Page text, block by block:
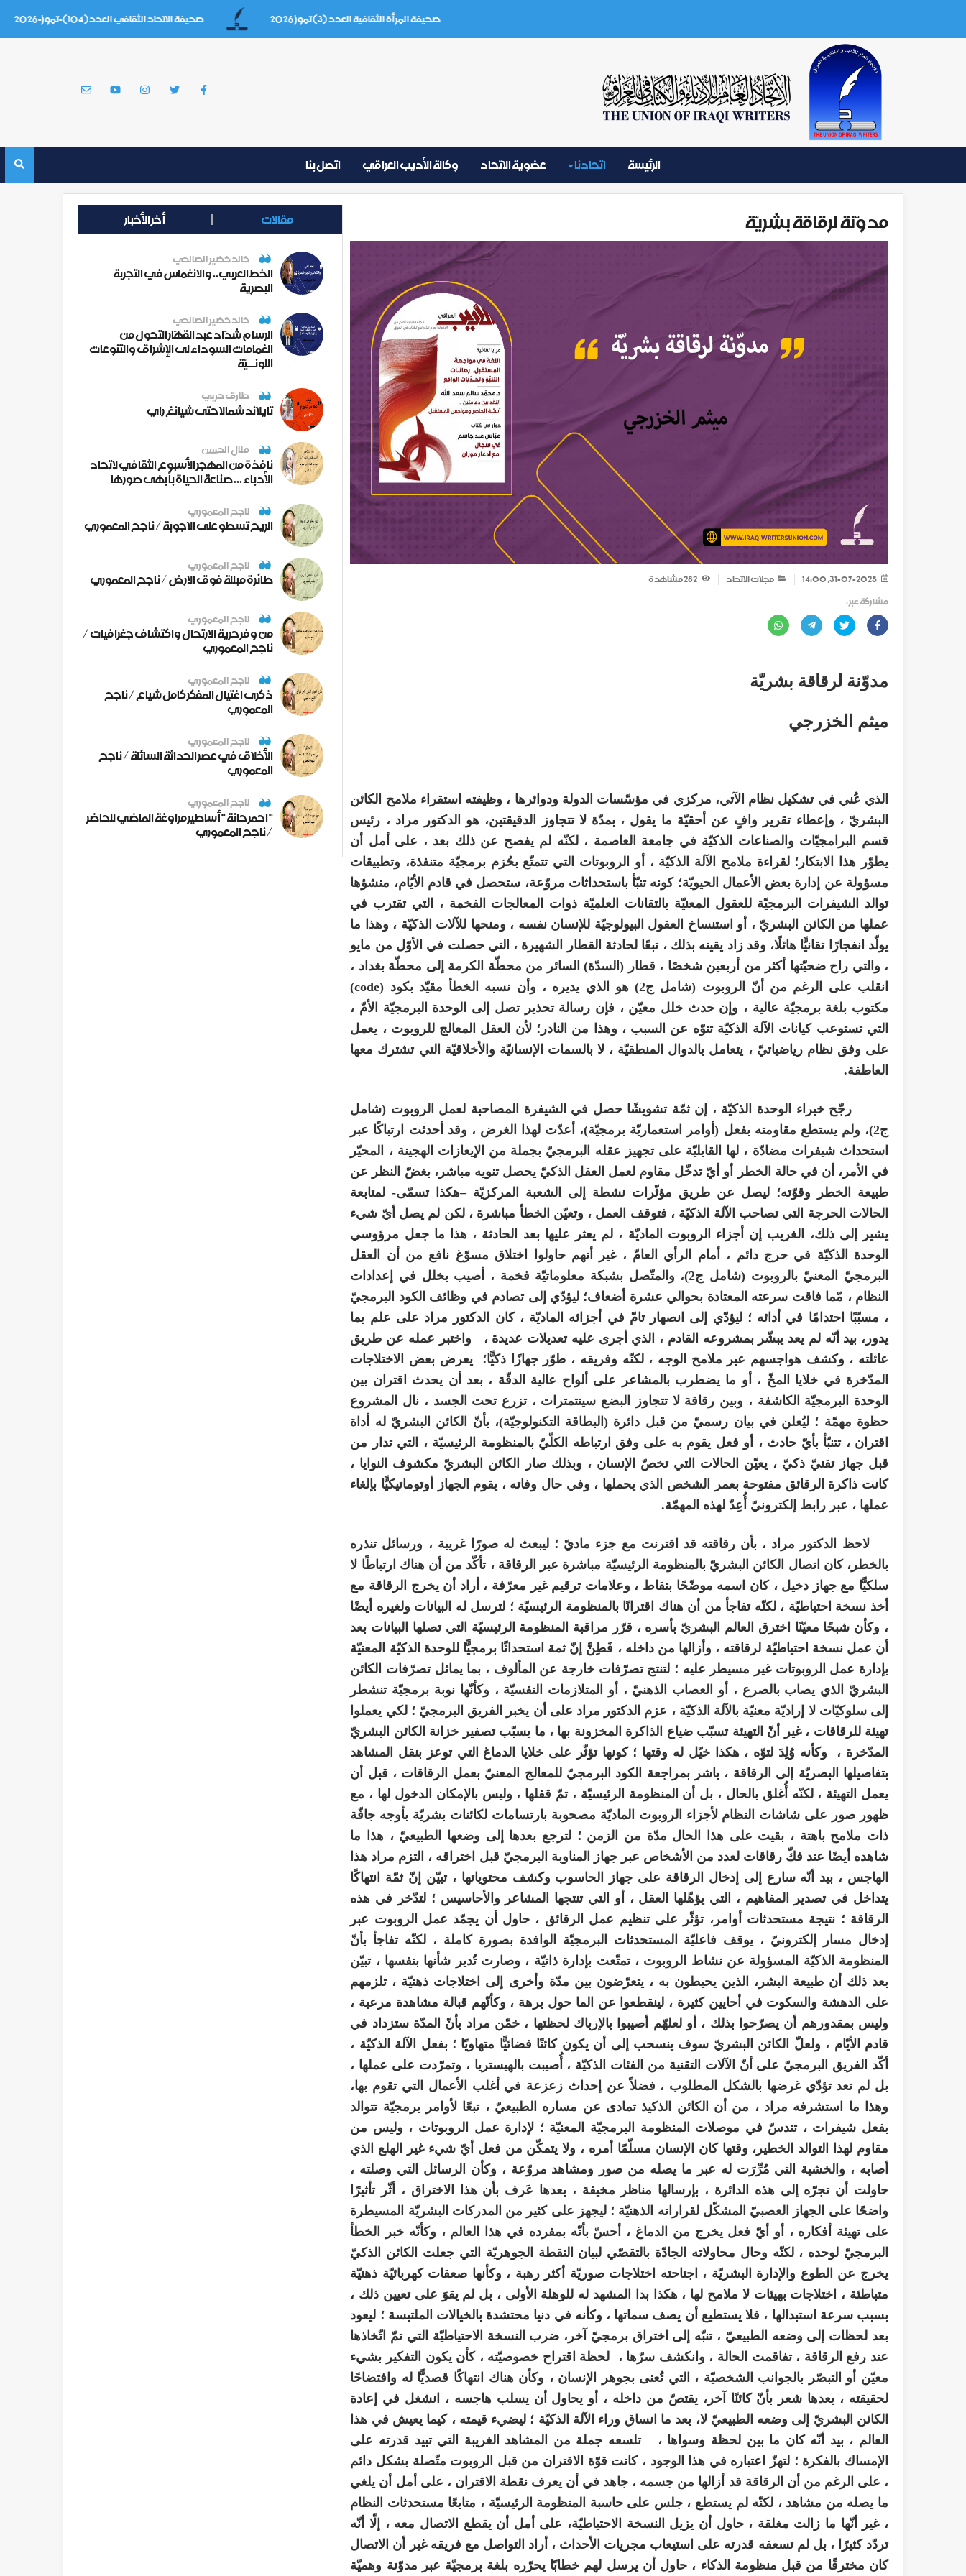
صحيفة المرأة الثقافية العدد (3) تموز 2026 صحيفة الاتحاد الثقافي العدد(104)-تموز-2026
الرئيسة اتحادنا عضوية الاتحاد وكالة الأديب العراقي اتصل بنا
مدوّنة لرقاقة بشريّة
مجلات الاتحاد 282
مشاهدة
مشاركة عبر :
مدوّنة لرقاقة بشريّة
ميثم الخزرجي
الذي عُني في تشكيل نظام الآتي، مركزي في مؤسّسات الدولة ودوائرها ، وظيفته استقراء ملامح الكائن
البشريّ ، وإعطاء تقرير وافٍ عن أحقيّة ما يقول ، بمدّة لا تتجاوز الدقيقتين، هو الدكتور مراد ، رئيس
قسم البرامجيّات والصناعات الذكيّة في جامعة العاصمة ، لكنّه لم يفصح عن ذلك بعد ، على أمل أن
يطوّر هذا الابتكار؛ لقراءة ملامح الآلة الذكيّة ، أو الروبوتات التي تتمتّع بحُزم برمجيّة متنفذة، وتطبيقات
مسؤولة عن إدارة بعض الأعمال الحيويّة؛ كونه تنبّأ باستحداثات مروّعة، ستحصل في قادم الأيّام، منشؤها
توالد الشيفرات البرمجيّة للعقول المعنيّة بالتقانات العلميّة ذوات المعالجات الفخمة ، التي تقترب في
عملها من الكائن البشريّ ، أو استنساخ العقول البيولوجيّة للإنسان نفسه ، ومنحها للآلات الذكيّة ، وهذا ما
يولّد انفجارًا تقانيًّا هائلًا، وقد زاد يقينه بذلك ، تبعًا لحادثة القطار الشهيرة ، التي حصلت في الأوّل من مايو
، والتي راح ضحيّتها أكثر من أربعين شخصًا ، قطار (السدّة) السائر من محطّة الكرمة إلى محطّة بغداد ،
انقلب على الرغم من أنّ الروبوت (شامل ج2) هو الذي يديره ، وأن نسبه الخطأ مقيّد بكود (
code
)
مكتوب بلغة برمجيّة عالية ، وإن حدث خلل معيّن ، فإن رسالة تحذير تصل إلى الوحدة البرمجيّة الأمّ ،
التي تستوعب كيانات الآلة الذكيّة تنوّه عن السبب ، وهذا من النادر؛ لأن العقل المعالج للروبوت ، يعمل
على وفق نظام رياضياتيّ ، يتعامل بالدوال المنطقيّة ، لا بالسمات الإنسانيّة والأخلاقيّة التي تشترك معها
العاطفة.
رجّح خبراء الوحدة الذكيّة ، إن ثمّة تشويشًا حصل في الشيفرة المصاحبة لعمل الروبوت (شامل
ج2)، ولم يستطع مقاومته بفعل (أوامر استعماريّة برمجيّة)، أعدّت لهذا الغرض ، وقد أحدثت ارتباكًا عبر
استحداث شيفرات مضادّة ، لها القابليّة على تجهيز عقله البرمجيّ بجملة من الإيعازات الهجينة ، المحيّر
في الأمر، أن في حالة الخطر أو أيّ تدخّل مقاوم لعمل العقل الذكيّ يحصل تنويه مباشر، بغضّ النظر عن
طبيعة الخطر وقوّته؛ ليصل عن طريق مؤثّرات نشطة إلى الشعبة المركزيّة –هكذا تسمّى- لمتابعة
الحالات الحرجة التي تصاحب الآلة الذكيّة ، فتوقف العمل ، وتعيّن الخطأ مباشرة ، لكن لم يصل أيّ شيء
يشير إلى ذلك، الغريب إن أجزاء الروبوت الماديّة ، لم يعثر عليها بعد الحادثة ، هذا ما جعل مرؤوسي
الوحدة الذكيّة في حرج دائم ، أمام الرأي العامّ ، غير أنهم حاولوا اختلاق مسوّغ نافع من أن العقل
البرمجيّ المعنيّ بالروبوت (شامل ج2)، والمتّصل بشبكة معلوماتيّة فخمة ، أصيب بخلل في إعدادات
النظام ، مّما فاقت سرعته المعتادة بحوالي عشرة أضعاف؛ ليؤدّي إلى تصادم في وظائف الكود البرمجيّ
، مسبّبًا احتدامًا في أدائه ؛ ليؤدّي إلى انصهار تامّ في أجزائه الماديّة ، كان الدكتور مراد على علم بما
يدور، بيد أنّه لم يعد يبشّر بمشروعه القادم ، الذي أجرى عليه تعديلات عديدة ، واختبر عمله عن طريق
عائلته ، وكشف هواجسهم عبر ملامح الوجه ، لكنّه وفريقه ، طوّر جهازًا ذكيًّا؛ يعرض بعض الاختلاجات
المدّخرة في خلايا المخّ ، أو ما يضطرب بالمشاعر على ألواح عالية الدقّة ، بعد أن يحدث اقتران بين
الوحدة البرمجيّة الكاشفة ، وبين رقاقة لا تتجاوز البضع سينتمترات ، تزرع تحت الجسد ، نال المشروع
حظوة مهمّة ؛ ليُعلن في بيان رسميّ من قبل دائرة (البطاقة التكنولوجيّة)، بأنّ الكائن البشريّ له أداة
اقتران ، تتنبّأ بأيّ حادث ، أو فعل يقوم به على وفق ارتباطه الكلّيّ بالمنظومة الرئيسيّة ، التي تدار من
قبل جهاز تقنيّ ذكيّ ، يعيّن الحالات التي تخصّ الإنسان ، وبذلك صار الكائن البشريّ مكشوف النوايا ،
كانت ذاكرة الرقائق مفتوحة بعمر الشخص الذي يحملها ، وفي حال وفاته ، يقوم الجهاز أوتوماتيكيًّا بإلغاء
عملها ، عبر رابط إلكترونيّ أُعِدّ لهذه المهمّة.
لاحظ الدكتور مراد ، بأن رقاقته قد اقترنت مع جزء ماديّ ؛ ليبعث له صورًا غريبة ، ورسائل تنذره
بالخطر، كان اتصال الكائن البشريّ بالمنظومة الرئيسيّة مباشرة عبر الرقاقة ، تأكّد من أن هناك ارتباطًا لا
سلكيًّا مع جهاز دخيل ، كان اسمه موضّحًا بنقاط ، وعلامات ترقيم غير معرّفة ، أراد أن يخرج الرقاقة مع
أخذ نسخة احتياطيّة ، لكنّه تفاجأ من أن هناك اقترانًا بالمنظومة الرئيسيّة ؛ لترسل له البيانات ولغيره أيضًا
، وكأن شبحًا معيّنًا اخترق العالم البشريّ بأسره ، قرّر مراقبة المنظومة الرئيسيّة التي تصلها البيانات بعد
أن عمل نسخة احتياطيّة لرقاقته ، وأزالها من داخله ، فَطِنَّ إنّ ثمة استحداثًا برمجيًّا للوحدة الذكيّة المعنيّة
بإدارة عمل الروبوتات غير مسيطر عليه ؛ لتنتج تصرّفات خارجة عن المألوف ، بما يماثل تصرّفات الكائن
البشريّ الذي يصاب بالصرع ، أو العصاب الذهنيّ ، أو المتلازمات النفسيّة ، وكأنّها نوبة برمجيّة تنشطر
إلى سلوكيّات لا إراديّة معنيّة بالآلة الذكيّة ، عزم الدكتور مراد على أن يخبر الفريق البرمجيّ ؛ لكي يعملوا
تهيئة للرقاقات ، غير أنّ التهيئة تسبّب ضياع الذاكرة المخزونة بها ، ما يسبّب تصفير خزانة الكائن البشريّ
المدّخرة ، وكأنه وُلِدَ لتوّه ، هكذا خيّل له وقتها ؛ كونها تؤثّر على خلايا الدماغ التي توعز بنقل المشاهد
بتفاصيلها البصريّة إلى الرقاقة ، باشر بمراجعة الكود البرمجيّ للمعالج المعنيّ بعمل الرقاقات ، قبل أن
يعمل التهيئة ، لكنّه أُغلق بالحال ، بل أن المنظومة الرئيسيّة ، تمّ قفلها ، وليس بالإمكان الدخول لها ، مع
ظهور صور على شاشات النظام لأجزاء الروبوت الماديّة مصحوبة بارتسامات لكائنات بشريّة بأوجه جافّة
ذات ملامح باهتة ، بقيت على هذا الحال مدّة من الزمن ؛ لترجع بعدها إلى وضعها الطبيعيّ ، هذا ما
شاهده أيضًا عند فكّ رقاقات لعدد من الأشخاص عبر جهاز المناوبة البرمجيّ قبل اختراقه ، التزم مراد هذا
الهاجس ، بيد أنّه سارع إلى إدخال الرقاقة على جهاز الحاسوب وكشف محتوياتها ، تبيّن إنّ ثمّة انتهاكًا
يتداخل في تصدير المفاهيم ، التي يؤهّلها العقل ، أو التي تنتجها المشاعر والأحاسيس ؛ لتدّخر في هذه
الرقاقة ؛ نتيجة مستحدثات أوامر، تؤثّر على تنظيم عمل الرقائق ، حاول أن يجمّد عمل الروبوت عبر
إدخال مسار إلكترونيّ ، يوقف فاعليّة المستحدثات البرمجيّة الوافدة بصورة كاملة ، لكنّه تفاجأ بأنّ
المنظومة الذكيّة المسؤولة عن نشاط الروبوت ، تمتّعت بإدارة ذاتيّة ، وصارت تُدير شأنها بنفسها ، تبيّن
بعد ذلك أن طبيعة البشر، الذين يحيطون به ، يتعرّضون بين مدّة وأخرى إلى اختلاجات ذهنيّة ، تلزمهم
على الدهشة والسكوت في أحايين كثيرة ، لينقطعوا عن الما حول برهة ، وكأنّهم قبالة مشاهدة مرعبة ،
وليس بمقدورهم أن يصرّحوا بذلك ، أو لعلهّم أصيبوا بالإرباك لحظتها ، خمّن مراد بأنّ المدّة ستزداد في
قادم الأيّام ، ولعلّ الكائن البشريّ سوف ينسحب إلى أن يكون كائنًا فضائيًّا متهاويًا ؛ بفعل الآلة الذكيّة ،
أكّد الفريق البرمجيّ على أنّ الآلات التقنية من الفئات الذكيّة ، أُصيبت بالهيستريا ، وتمرّدت على عملها ،
بل لم تعد تؤدّي غرضها بالشكل المطلوب ، فضلاً عن إحداث زعزعة في أغلب الأعمال التي تقوم بها،
وهذا ما استشرفه مراد ، من أن الكائن الذكيذ تمادى عن مساره الطبيعيّ ، تبعًا لأوامر برمجيّة تتوالد
بفعل شيفرات ، تندسّ في موصلات المنظومة البرمجيّة المعنيّة ؛ لإدارة عمل الروبوتات ، وليس من
مقاوم لهذا التوالد الخطير، وقتها كان الإنسان مسلّمًا أمره ، ولا يتمكّن من فعل أيّ شيء غير الهلع الذي
أصابه ، والخشية التي مُرِّرَت له عبر ما يصله من صور ومشاهد مروّعة ، وكأن الرسائل التي وصلته ،
حاولت أن تجرّه إلى هذه الدائرة ، بإرسالها مناظر مخيفة ، بعدها عَرف بأن هذا الاختراق ، أثّر تأثيرًا
واضحًا على الجهاز العصبيّ المشكّل لقراراته الذهنيّة ؛ ليجهز على كثير من المدركات البشريّة المسيطرة
على تهيئة أفكاره ، أو أيّ فعل يخرج من الدماغ ، أحسّ بأنّه بمفرده في هذا العالم ، وكأنّه خبر الخطأ
البرمجيّ لوحده ، لكنّه وحال محاولاته الجادّة بالتقصّي لبيان النقطة الجوهريّة التي جعلت الكائن الذكيّ
يخرج عن الطوع والإدارة البشريّة ، اجتاحته اختلاجات صوريّة أكثر رهبة ، وكأنها صعقات كهربائيّة ذهنيّة
متباطئة ، اختلاجات بهيئات لا ملامح لها ، هكذا بدا المشهد له للوهلة الأولى ، بل لم يقوَ على تعيين ذلك ،
بسبب سرعة استبدالها ، فلا يستطيع أن يصف سماتها ، وكأنه في دنيا محتشدة بالخيالات الملتبسة ؛ ليعود
بعد لحظات إلى وضعه الطبيعيّ ، تنبّه إلى اختراق برمجيّ آخر، ضرب النسخة الاحتياطيّة التي تمّ اتّخاذها
عند رفع الرقاقة ، تفاقمت الحالة ، وانكشف سرّها ، لحظة اقتراح خصوصيّته ، كأن يكون التفكير بشيء
معيّن أو التبصّر بالجوانب الشخصيّة ، التي تُعنى بجوهر الإنسان ، وكأن هناك انتهاكًا قصديًّا له وافتضاحًا
لحقيقته ، بعدها شعر بأنّ كائنًا آخر، يقتصّ من داخله ، أو يحاول أن يسلب هاجسه ، انشغل في إعادة
الكائن البشريّ إلى وضعه الطبيعيّ لا، بعد ما انساق وراء الآلة الذكيّة ؛ ليضيء قيمته ، كيما يعيش في هذا
العالم ، بيد أنّه كان ما بين لحظة وسواها ، تلسعه جملة من المشاهد الغريبة التي تبيد قدرته على
الإمساك بالفكرة ؛ لتهزّ اعتباره في هذا الوجود ، كانت قوّة الاقتران من قبل الروبوت متّصلة بشكل دائم
، على الرغم من أن الرقاقة قد أزالها من جسمه ، جاهد في أن يعرف نقطة الاقتران ، على أمل أن يلغي
ما يصله من مشاهد ، لكنّه لم يستطع ، جلس على حاسبة المنظومة الرئيسيّة ، متابعًا مستحدثات النظام
، غير أنّها ما زالت مغلقة ، حاول أن يزيل النسخة الاحتياطيّة، على أمل أن يقطع الاتصال معه ، إلّا أنّه
تردّد كثيرًا ، بل لم تسعفه قدرته على استيعاب مجريات الأحداث ، أراد التواصل مع فريقه غير أن الاتصال
كان مخترقًا من قبل منظومة الذكاء ، حاول أن يرسل لهم خطابًا يحرّره بلغة برمجيّة عبر مدوّنة وهميّة
مقالات أخر الأخبار
خالد خضير الصالحي
الخط العربي.. والانغماس في التجربة
البصرية
خالد خضير الصالحي
الرسام شدّاد عبد القهّار التحول من
الغمامات السوداء لى الإشراق والتنوعات
اللونــيّة
طارق حربي
تايلاند شمالا حتى شيانغ راي
منال الحسن
نافذة من المهجر الأسبوع الثقافي لاتحاد
الأدباء ... صناعة الحياة بأبهى صورها
ناجح المعموري
الريح تسطو على الاجوبة / ناجح المعموري
ناجح المعموري
طائرة مبللة فوق الارض / ناجح المعموري
ناجح المعموري
من وفر حرية الارتحال واكتشاف جغرافيات /
ناجح المعموري
ناجح المعموري
ذكرى اغتيال المفكر كامل شياع / ناجح
المعموري
ناجح المعموري
الأخلاق في عصر الحداثة السائلة / ناجح
المعموري
ناجح المعموري
" احمر حانة " أساطير مراوغة الماضي للحاضر
/ ناجح المعموري